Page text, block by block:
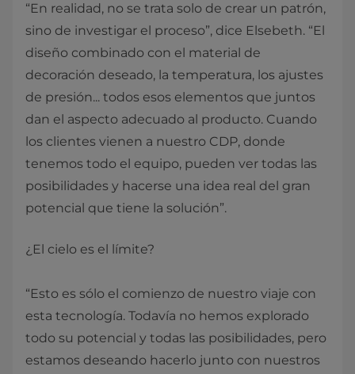
“En realidad, no se trata solo de crear un patrón,
sino de investigar el proceso”, dice Elsebeth. “El
diseño combinado con el material de
decoración deseado, la temperatura, los ajustes
de presión... todos esos elementos que juntos
dan el aspecto adecuado al producto. Cuando
los clientes vienen a nuestro CDP, donde
tenemos todo el equipo, pueden ver todas las
posibilidades y hacerse una idea real del gran
potencial que tiene la solución”.
¿El cielo es el límite?
“Esto es sólo el comienzo de nuestro viaje con
esta tecnología. Todavía no hemos explorado
todo su potencial y todas las posibilidades, pero
estamos deseando hacerlo junto con nuestros